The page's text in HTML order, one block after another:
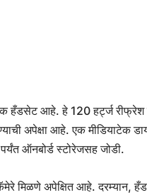
हँडसेट आहे. हे 120 हर्ट्ज
अपेक्षा आहे. एक मीडियाटेक
ऑनबोर्ड स्टोरेजसह जोडी.
मिळणे अपेक्षित आहे. दरम्यान,